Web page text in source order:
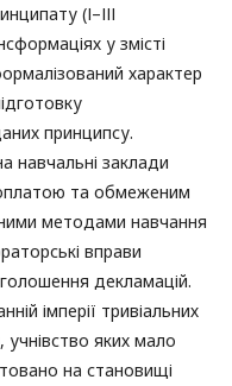
(І–ІІІ
у змісті
характер
принципсу.
навчальні заклади
та обмеженим
методами навчання
вправи
декламацій.
імперії тривіальних
учнівство яких мало
на становищі